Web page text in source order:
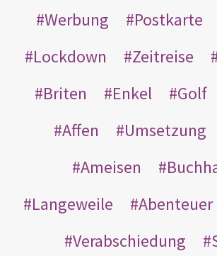
Werbung
Postkarte
Lockdown
Zeitreise
Briten
Enkel Golf
Affen
Umsetzung
Ameisen
Langeweile
Abenteuer
Verabschiedung